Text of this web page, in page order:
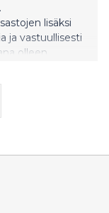
lisäksi
ja vastuullisesti
olleen